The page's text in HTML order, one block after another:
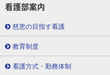
看護部案内
慈恵の目指す看護
教育制度
看護方式・勤務体制